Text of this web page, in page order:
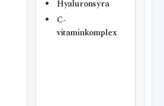
Hyaluronsyra
C-
vitaminkomplex